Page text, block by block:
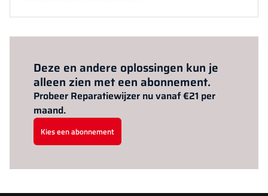
Deze en andere oplossingen kun je
alleen zien met een abonnement.
Probeer Reparatiewijzer nu vanaf €21 per
maand.
Kies een abonnement